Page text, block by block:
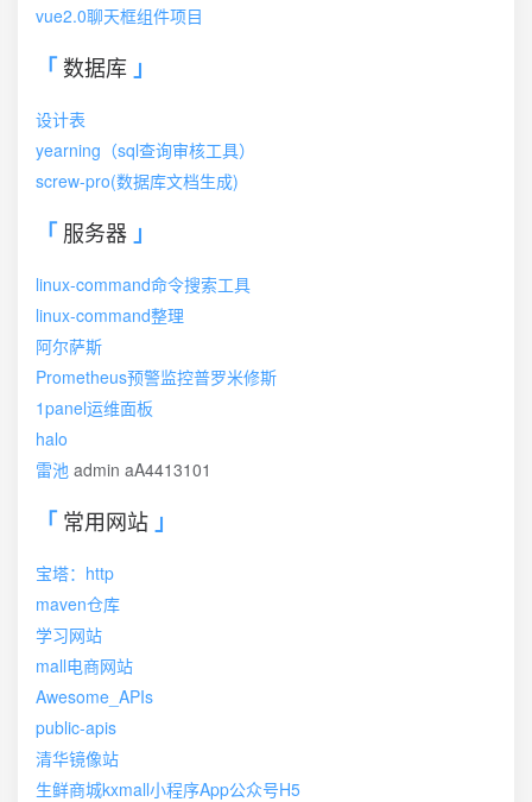
vue2.0聊天框组件项目
数据库
设计表
yearning（sql查询审核工具）
screw-pro(数据库文档生成)
服务器
linux-command命令搜索工具
linux-command整理
阿尔萨斯
Prometheus预警监控普罗米修斯
1panel运维面板
halo
雷池 admin aA4413101
常用网站
宝塔：http
maven仓库
学习网站
mall电商网站
Awesome_APIs
public-apis
清华镜像站
生鲜商城kxmall小程序App公众号H5